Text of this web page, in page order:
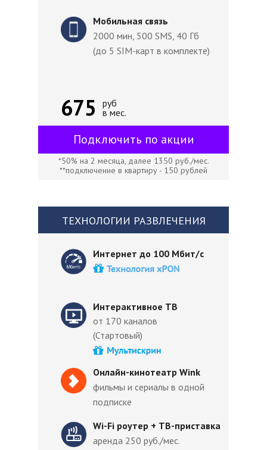
Мобильная связь
2000 мин, 500 SMS, 40 Гб
(до 5 SIM-карт в комплекте)
*50% на 2 месяца, далее 1350 руб./мес.
**подключение в квартиру - 150 рублей
руб
в мес.
ТЕХНОЛОГИИ РАЗВЛЕЧЕНИЯ
Онлайн-кинотеатр Wink
фильмы и сериалы в одной
подписке
Интернет до 100 Мбит/с
Wi-Fi роутер + ТВ-приставка
аренда 250 руб./мес.
675
Интерактивное ТВ
от 170 каналов
(Стартовый)
Подключить по акции